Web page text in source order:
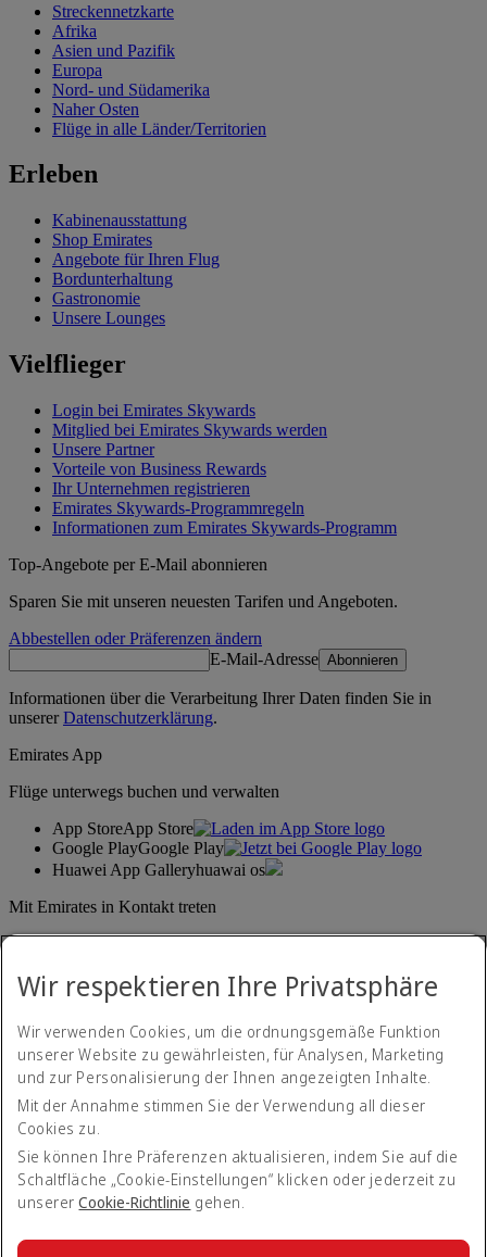
Streckennetzkarte
Afrika
Asien und Pazifik
Europa
Nord- und Südamerika
Naher Osten
Flüge in alle Länder/Territorien
Erleben
Kabinenausstattung
Shop Emirates
Angebote für Ihren Flug
Bordunterhaltung
Gastronomie
Unsere Lounges
Vielflieger
Login bei Emirates Skywards
Mitglied bei Emirates Skywards werden
Unsere Partner
Vorteile von Business Rewards
Ihr Unternehmen registrieren
Emirates Skywards-Programmregeln
Informationen zum Emirates Skywards-Programm
Top-Angebote per E-Mail abonnieren
Sparen Sie mit unseren neuesten Tarifen und Angeboten.
Abbestellen oder Präferenzen ändern
E-Mail-Adresse Abonnieren
Informationen über die Verarbeitung Ihrer Daten finden Sie in
unsererDatenschutzerklärung.
Emirates App
Flüge unterwegs buchen und verwalten
App StoreApp Store
Google PlayGoogle Play
Huawei App Galleryhuawai os
Mit Emirates in Kontakt treten
Erklärung zur Barrierefreiheit
Kontakt
Datenschutzerklärung
Impressum & AGB
Cookie-Richtlinien
Wir respektieren Ihre Privatsphäre
Wir verwenden Cookies, um die ordnungsgemäße Funktion
unserer Website zu gewährleisten, für Analysen, Marketing
und zur Personalisierung der Ihnen angezeigten Inhalte.
Mit der Annahme stimmen Sie der Verwendung all dieser
Cookies zu.
Sie können Ihre Präferenzen aktualisieren, indem Sie auf die
Schaltfläche „Cookie-Einstellungen“ klicken oder jederzeit zu
unsererCookie-Richtlinie gehen.